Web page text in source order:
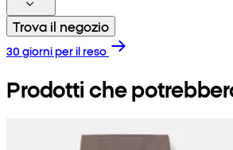
Trova il negozio
30 giorni per il reso
Prodotti che